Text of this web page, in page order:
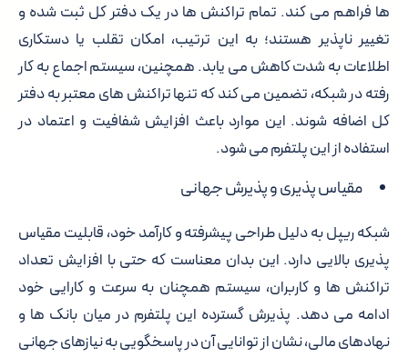
ها فراهم می کند. تمام تراکنش ها در یک دفتر کل ثبت شده و
تغییر ناپذیر هستند؛ به این ترتیب، امکان تقلب یا دستکاری
اطلاعات به شدت کاهش می یابد. همچنین، سیستم اجماع به کار
رفته در شبکه، تضمین می کند که تنها تراکنش های معتبر به دفتر
کل اضافه شوند. این موارد باعث افزایش شفافیت و اعتماد در
استفاده از این پلتفرم می شود.
مقیاس پذیری و پذیرش جهانی
شبکه ریپل به دلیل طراحی پیشرفته و کارآمد خود، قابلیت مقیاس
پذیری بالایی دارد. این بدان معناست که حتی با افزایش تعداد
تراکنش ها و کاربران، سیستم همچنان به سرعت و کارایی خود
ادامه می دهد. پذیرش گسترده این پلتفرم در میان بانک ها و
نهادهای مالی، نشان از توانایی آن در پاسخگویی به نیازهای جهانی